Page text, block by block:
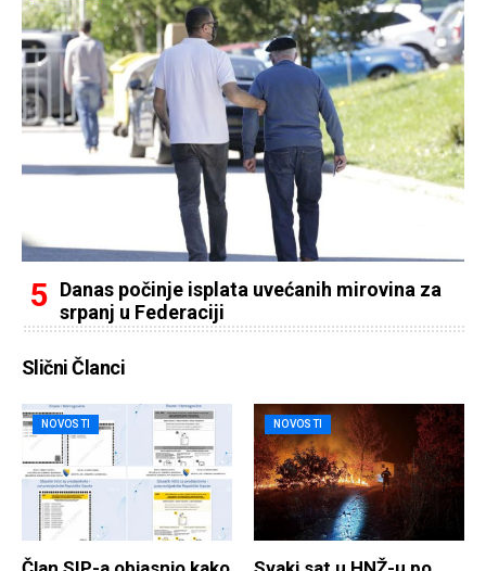
Danas počinje isplata uvećanih mirovina za
srpanj u Federaciji
Slični Članci
NOVOSTI NOVOSTI